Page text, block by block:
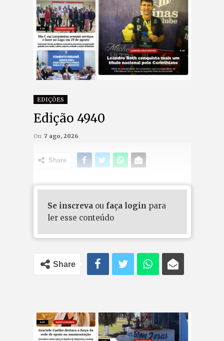
EDIÇÕES
Edição 4940
On 7 ago, 2026
Share
Se inscrevaou faça login para
ler esse conteúdo
Share